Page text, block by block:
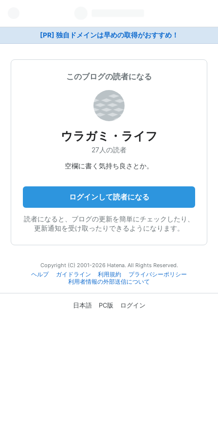
[PR] 独自ドメインは早めの取得がおすすめ！
このブログの読者になる
ウラガミ・ライフ
27人の読者
空欄に書く気持ち良さとか。
ログインして読者になる
読者になると、ブログの更新を簡単にチェックしたり、
更新通知を受け取ったりできるようになります。
Copyright (C) 2001-2026 Hatena. All Rights Reserved.
ヘルプ
ガイドライン 利用規約
プライバシーポリシー
利用者情報の外部送信について
日本語 PC版 ログイン